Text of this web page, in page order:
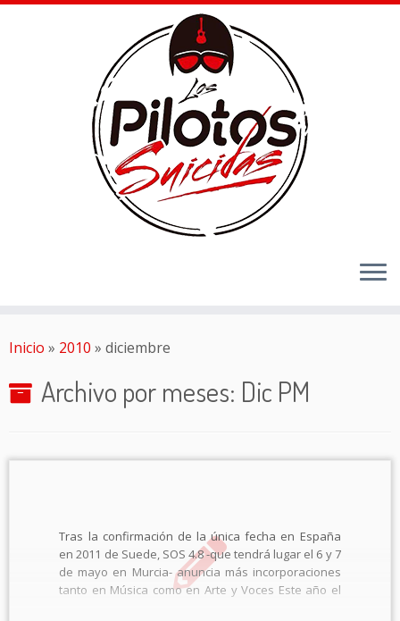
Inicio » 2010 » diciembre
Archivo por meses: Dic PM
Tras la confirmación de la única fecha en España
en 2011 de Suede, SOS 4.8 -que tendrá lugar el 6 y 7
de mayo en Murcia- anuncia más incorporaciones
tanto en Música como en Arte y Voces Este año el